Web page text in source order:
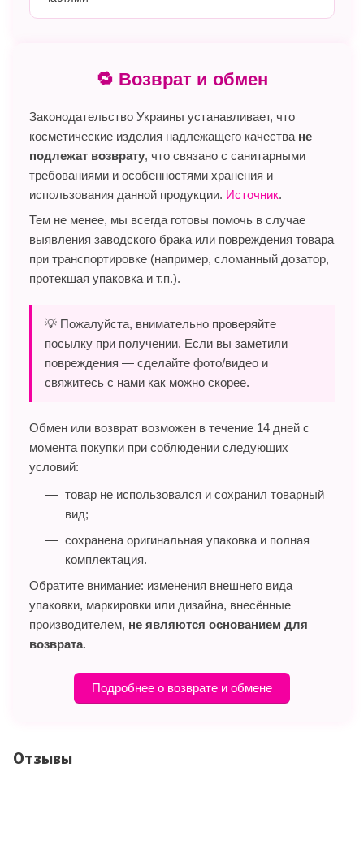
🔁 Возврат и обмен
Законодательство Украины устанавливает, что
косметические изделия надлежащего качества не
подлежат возврату, что связано с санитарными
требованиями и особенностями хранения и
использования данной продукции. Источник.
Тем не менее, мы всегда готовы помочь в случае
выявления заводского брака или повреждения товара
при транспортировке (например, сломанный дозатор,
протекшая упаковка и т.п.).
💡 Пожалуйста, внимательно проверяйте
посылку при получении. Если вы заметили
повреждения — сделайте фото/видео и
свяжитесь с нами как можно скорее.
Обмен или возврат возможен в течение 14 дней с
момента покупки при соблюдении следующих
условий:
товар не использовался и сохранил товарный
вид;
сохранена оригинальная упаковка и полная
комплектация.
Обратите внимание: изменения внешнего вида
упаковки, маркировки или дизайна, внесённые
производителем, не являются основанием для
возврата.
Подробнее о возврате и обмене
Отзывы